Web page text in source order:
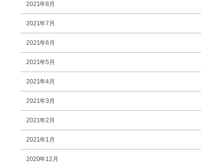
2021年8月
2021年7月
2021年6月
2021年5月
2021年4月
2021年3月
2021年2月
2021年1月
2020年12月